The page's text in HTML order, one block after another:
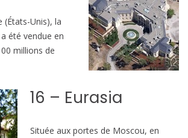
(États-Unis), la
été vendue en
millions de
16 – Eurasia
Située aux portes de Moscou, en